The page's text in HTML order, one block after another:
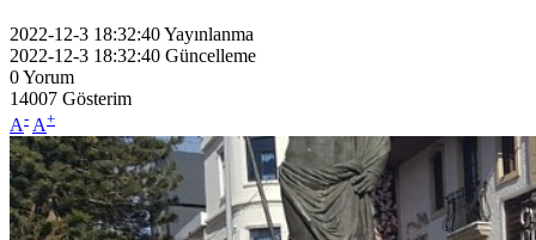
2022-12-3 18:32:40Yayınlanma
2022-12-3 18:32:40 Güncelleme
0Yorum
14007 Gösterim
A- A+